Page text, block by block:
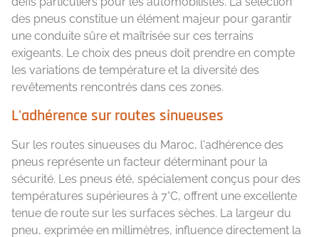
des pneus constitue un élément majeur pour garantir
une conduite sûre et maîtrisée sur ces terrains
exigeants. Le choix des pneus doit prendre en compte
les variations de température et la diversité des
revêtements rencontrés dans ces zones.
L'adhérence sur routes sinueuses
Sur les routes sinueuses du Maroc, l'adhérence des
pneus représente un facteur déterminant pour la
sécurité. Les pneus été, spécialement conçus pour des
températures supérieures à 7°C, offrent une excellente
tenue de route sur les surfaces sèches. La largeur du
pneu, exprimée en millimètres, influence directement la